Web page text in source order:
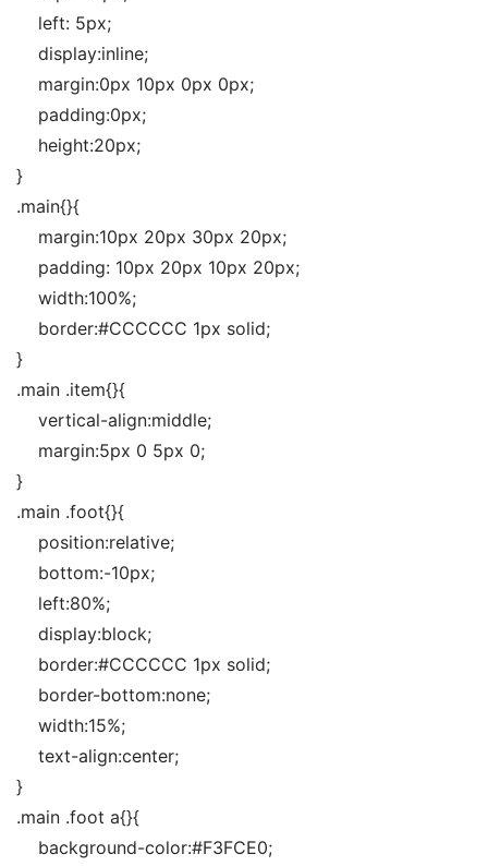
left: 5px;
display:inline;
margin:0px 10px 0px 0px;
padding:0px;
height:20px;
}
.main{}{
margin:10px 20px 30px 20px;
padding: 10px 20px 10px 20px;
width:100%;
border:#CCCCCC 1px solid;
}
.main .item{}{
vertical-align:middle;
margin:5px 0 5px 0;
}
.main .foot{}{
position:relative;
bottom:-10px;
left:80%;
display:block;
border:#CCCCCC 1px solid;
border-bottom:none;
width:15%;
text-align:center;
}
.main .foot a{}{
background-color:#F3FCE0;